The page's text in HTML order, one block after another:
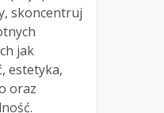
skoncentruj
jak
estetyka,
oraz